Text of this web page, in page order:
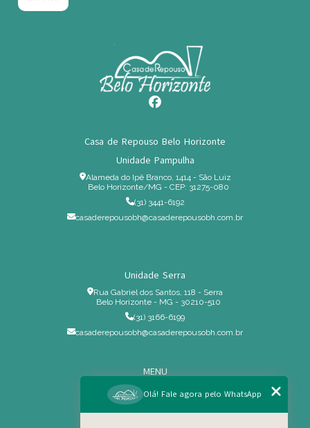
Casa de Repouso Belo Horizonte
Unidade Pampulha
Alameda do Ipê Branco, 1414 - São Luiz
Belo Horizonte/MG - CEP: 31275-080
(31) 3441-6192
casaderepousobh@casaderepousobh.com.br
Unidade Serra
Rua Gabriel dos Santos, 118 - Serra
Belo Horizonte - MG - 30210-510
(31) 3166-6199
casaderepousobh@casaderepousobh.com.br
MENU
Home
Institucional
Olá! Fale agora pelo WhatsApp